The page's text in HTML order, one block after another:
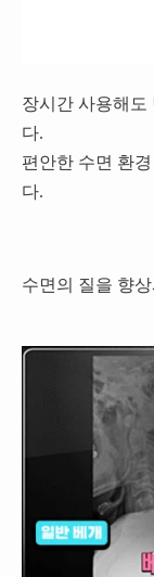
장시간 사용해도
다.
편안한 수면 환
다.
수면의 질을 향